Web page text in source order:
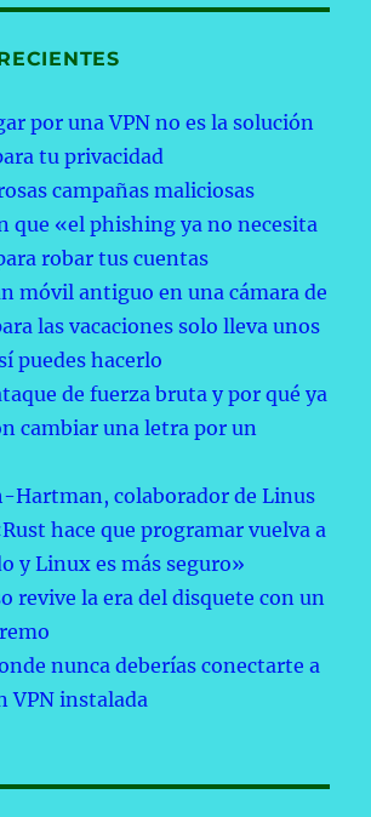
por una VPN no es la solución
tu privacidad
campañas maliciosas
que «el phishing ya no necesita
robar tus cuentas
móvil antiguo en una cámara de
las vacaciones solo lleva unos
puedes hacerlo
de fuerza bruta y por qué ya
cambiar una letra por un
Hartman, colaborador de Linus
hace que programar vuelva a
y Linux es más seguro»
revive la era del disquete con un
nunca deberías conectarte a
VPN instalada